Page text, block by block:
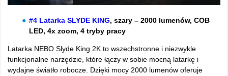
#4 Latarka SLYDE KING, szary – 2000 lumenów, COB
LED, 4x zoom, 4 tryby pracy
Latarka NEBO Slyde King 2K to wszechstronne i niezwykle
funkcjonalne narzędzie, które łączy w sobie mocną latarkę i
wydajne światło robocze. Dzięki mocy 2000 lumenów oferuje